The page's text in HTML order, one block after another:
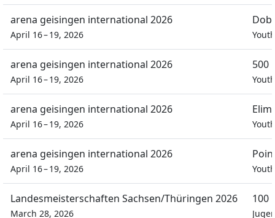
arena geisingen international 2026
April 16 – 19, 2026
arena geisingen international 2026
April 16 – 19, 2026
500
arena geisingen international 2026
April 16 – 19, 2026
arena geisingen international 2026
April 16 – 19, 2026
Landesmeisterschaften Sachsen/Thüringen 2026
March 28, 2026
100